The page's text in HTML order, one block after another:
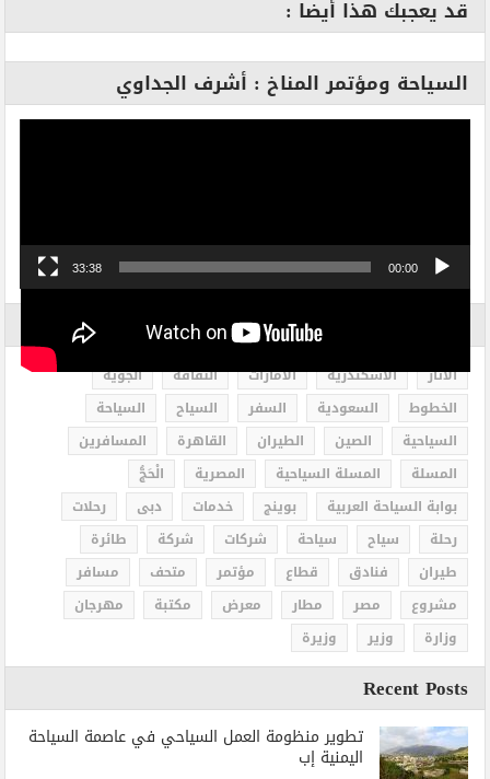
قد يعجبك هذا أيضا :
السياحة ومؤتمر المناخ : أشرف الجداوي
00:00
33:38
الاثار الاسكندرية الامارات الثقافة
الجوية
الخطوط
السعودية السفر السياح
السياحة
السياحية
الصين الطيران القاهرة
المسافرين
المسلة
المسلة السياحية المصرية
الْحَجُّ
بوابة السياحة العربية
بوينج خدمات دبى
رحلات
رحلة
سياح سياحة شركات شركة
طائرة
طيران
فنادق قطاع مؤتمر متحف
مسافر
مشروع
مصر مطار معرض مكتبة
مهرجان
وزارة
وزير وزيرة
Recent Posts
تطوير منظومة العمل السياحي في عاصمة السياحة
اليمنية إب